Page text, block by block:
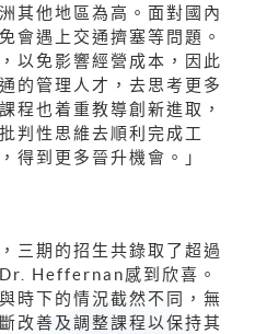
其他地區為高。面對國內
會遇上交通擠塞等問題。
以免影響經營成本，因此
的管理人才，去思考更多
程也着重教導創新進取，
判性思維去順利完成工
得到更多晉升機會。」
三期的招生共錄取了超過
Heffernan感到欣喜。
時下的情況截然不同，無
改善及調整課程以保持其